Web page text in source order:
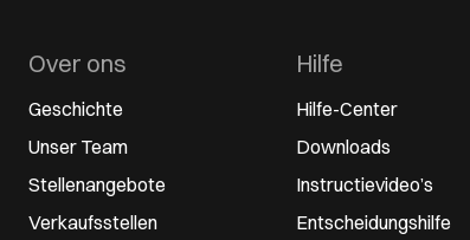
Over ons
Geschichte
Unser Team
Stellenangebote
Verkaufsstellen
Hilfe
Hilfe-Center
Downloads
Instructievideo’s
Entscheidungshilfe